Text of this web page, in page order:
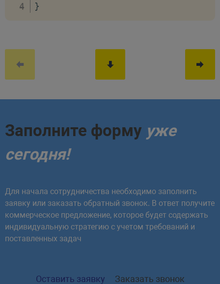
}
Заполните форму уже
сегодня!
Для начала сотрудничества необходимо заполнить
заявку или заказать обратный звонок. В ответ получите
коммерческое предложение, которое будет содержать
индивидуальную стратегию с учетом требований и
поставленных задач
Оставить заявку Заказать звонок